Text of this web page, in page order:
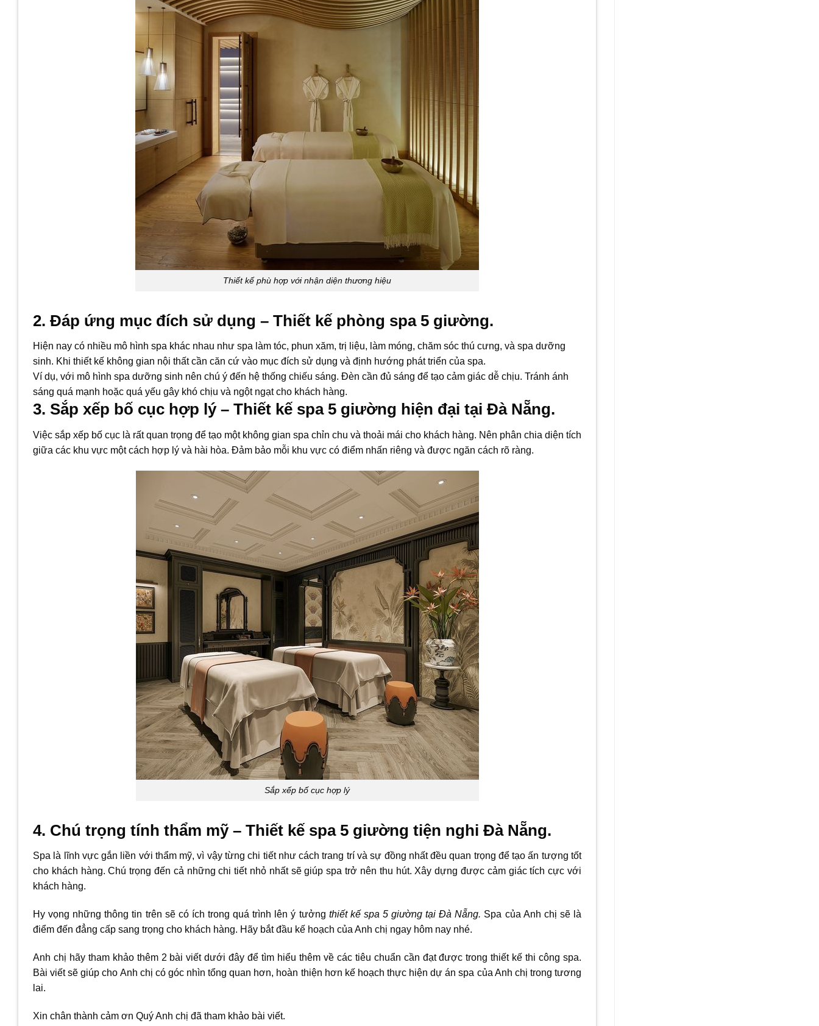
Thiết kế phù hợp với nhận diện thương hiệu
2. Đáp ứng mục đích sử dụng – Thiết kế phòng spa 5 giường.
Hiện nay có nhiều mô hình spa khác nhau như spa làm tóc, phun xăm, trị liệu, làm móng, chăm sóc thú cưng, và spa dưỡng
sinh. Khi thiết kế không gian nội thất cần căn cứ vào mục đích sử dụng và định hướng phát triển của spa.
Ví dụ, với mô hình spa dưỡng sinh nên chú ý đến hệ thống chiếu sáng. Đèn cần đủ sáng để tạo cảm giác dễ chịu. Tránh ánh
sáng quá mạnh hoặc quá yếu gây khó chịu và ngột ngạt cho khách hàng.
3. Sắp xếp bố cục hợp lý – Thiết kế spa 5 giường hiện đại tại Đà Nẵng.
Việc sắp xếp bố cục là rất quan trọng để tạo một không gian spa chỉn chu và thoải mái cho khách hàng. Nên phân chia diện tích
giữa các khu vực một cách hợp lý và hài hòa. Đảm bảo mỗi khu vực có điểm nhấn riêng và được ngăn cách rõ ràng.
Sắp xếp bố cục hợp lý
4. Chú trọng tính thẩm mỹ – Thiết kế spa 5 giường tiện nghi Đà Nẵng.
Spa là lĩnh vực gắn liền với thẩm mỹ, vì vậy từng chi tiết như cách trang trí và sự đồng nhất đều quan trọng để tạo ấn tượng tốt
cho khách hàng. Chú trọng đến cả những chi tiết nhỏ nhất sẽ giúp spa trở nên thu hút. Xây dựng được cảm giác tích cực với
khách hàng.
Hy vọng những thông tin trên sẽ có ích trong quá trình lên ý tưởng thiết kế spa 5 giường tại Đà Nẵng. Spa của Anh chị sẽ là
điểm đến đẳng cấp sang trọng cho khách hàng. Hãy bắt đầu kế hoạch của Anh chị ngay hôm nay nhé.
Anh chị hãy tham khảo thêm 2 bài viết dưới đây để tìm hiểu thêm về các tiêu chuẩn cần đạt được trong thiết kế thi công spa.
Bài viết sẽ giúp cho Anh chị có góc nhìn tổng quan hơn, hoàn thiện hơn kế hoạch thực hiện dự án spa của Anh chị trong tương
lai.
Xin chân thành cảm ơn Quý Anh chị đã tham khảo bài viết.